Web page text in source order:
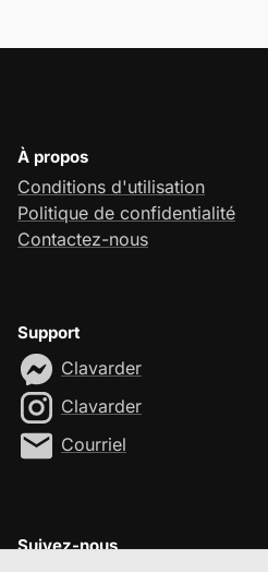
À propos
Conditions d'utilisation
Politique de confidentialité
Contactez-nous
Support
Clavarder
Clavarder
Courriel
Suivez-nous